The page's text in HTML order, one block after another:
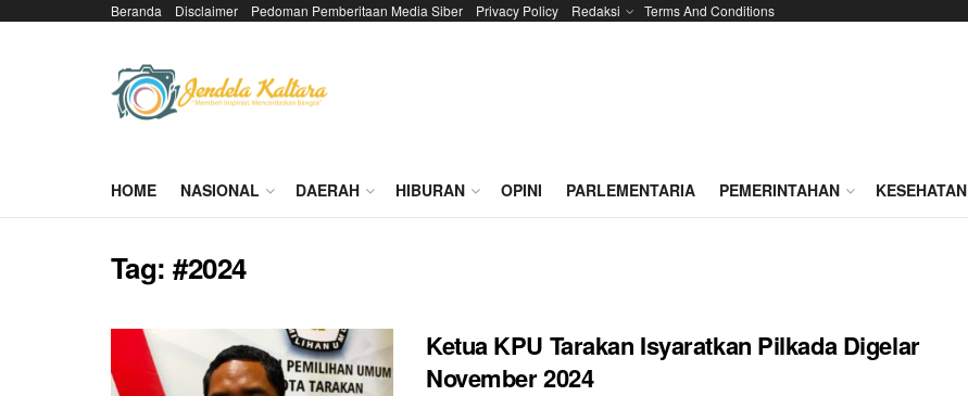
Beranda Disclaimer Pedoman Pemberitaan Media Siber Privacy Policy Redaksi Terms And Conditions
HOME NASIONAL DAERAH HIBURAN OPINI PARLEMENTARIA PEMERINTAHAN KESEHATAN
Tag:#2024
Ketua KPU Tarakan Isyaratkan Pilkada Digelar
November 2024